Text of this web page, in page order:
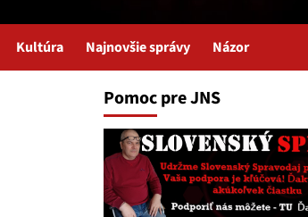
Kultúra Najnovšie správy Názor
Pomoc pre JNS